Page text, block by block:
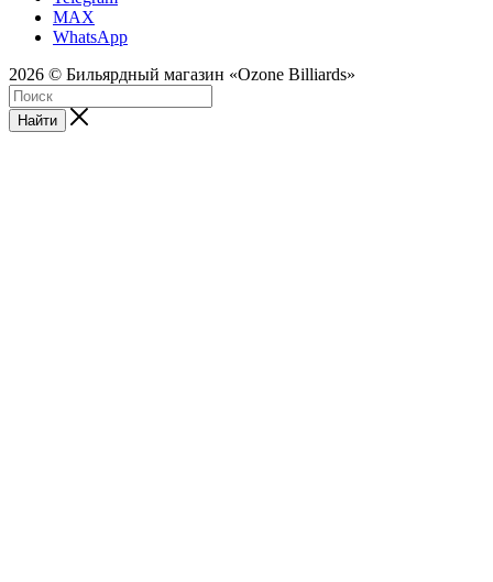
MAX
WhatsApp
2026 © Бильярдный магазин «Ozone Billiards»
Найти